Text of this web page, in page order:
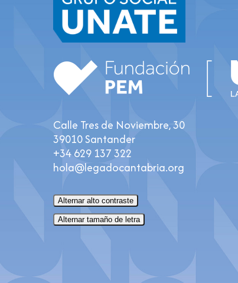
Calle Tres de Noviembre, 30
39010 Santander
+34 629 137 322
hola@legadocantabria.org
Alternar alto contraste
Alternar tamaño de letra